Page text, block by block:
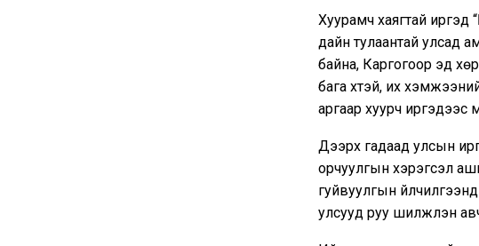
Хуурамч хаягтай иргэд
дайн тулаантай улсад
байна, Каргогоор эд
бага хүүтэй, их
аргаар хуурч иргэдээс
Дээрх гадаад улсын
орчуулгын хэрэгсэл
гуйвуулгын
улсууд руу шилжүүлэн